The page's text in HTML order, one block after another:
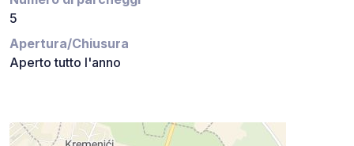
5
Apertura/Chiusura
Aperto tutto l'anno